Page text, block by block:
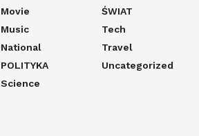
Movie
Music
National
POLITYKA
Science
ŚWIAT
Tech
Travel
Uncategorized